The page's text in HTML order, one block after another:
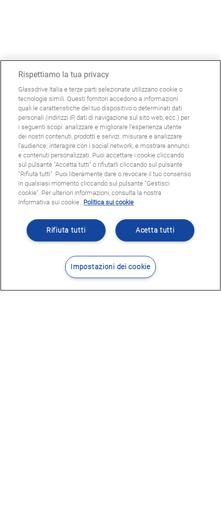
Rispettiamo la tua privacy
Glassdrive Italia e terze parti selezionate utilizzano cookie o
tecnologie simili. Questi fornitori accedono a informazioni
quali le caratteristiche del tuo dispositivo o determinati dati
personali (indirizzi IP, dati di navigazione sul sito web, ecc.) per
i seguenti scopi: analizzare e migliorare l'esperienza utente
dei nostri contenuti, prodotti e servizi; misurare e analizzare
l'audience; interagire con i social network; e mostrare annunci
e contenuti personalizzati. Puoi accettare i cookie cliccando
sul pulsante "Accetta tutti" o rifiutarli cliccando sul pulsante
"Rifiuta tutti". Puoi liberamente dare o revocare il tuo consenso
in qualsiasi momento cliccando sul pulsante "Gestisci
cookie". Per ulteriori informazioni, consulta la nostra
Informativa sui cookie. Politica sui cookie
Acetta tutti
Rifiuta tutti
Impostazioni dei cookie